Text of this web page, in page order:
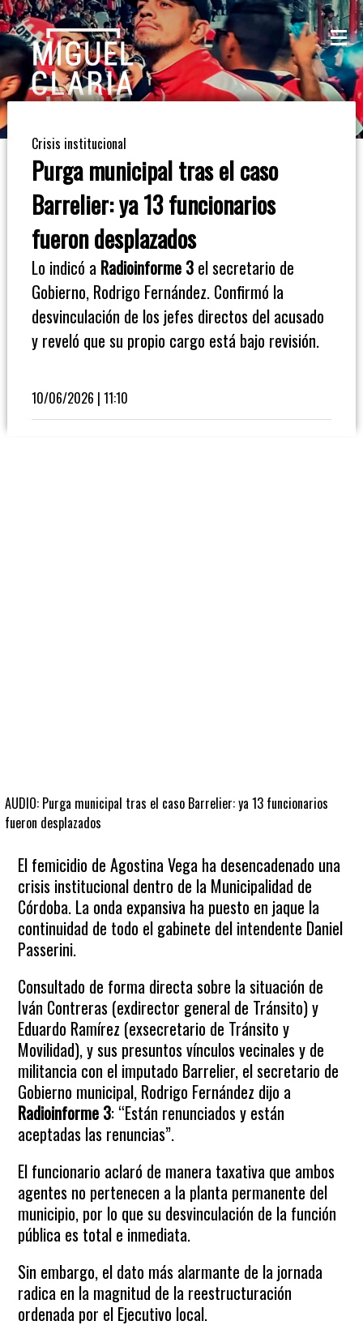
La
Mesa
De
Café
Columna
Opinión
Radioinforme
Crisis institucional
Purga municipal tras el caso
Barrelier: ya 13 funcionarios
fueron desplazados
Lo indicó a Radioinforme 3 el secretario de
Gobierno, Rodrigo Fernández. Confirmó la
desvinculación de los jefes directos del acusado
y reveló que su propio cargo está bajo revisión.
10/06/2026 | 11:10
AUDIO: Purga municipal tras el caso Barrelier: ya 13 funcionarios
fueron desplazados
El femicidio de Agostina Vega ha desencadenado una
crisis institucional dentro de la Municipalidad de
Córdoba. La onda expansiva ha puesto en jaque la
continuidad de todo el gabinete del intendente Daniel
Passerini.
Consultado de forma directa sobre la situación de
Iván Contreras (exdirector general de Tránsito) y
Eduardo Ramírez (exsecretario de Tránsito y
Movilidad), y sus presuntos vínculos vecinales y de
militancia con el imputado Barrelier, el secretario de
Gobierno municipal, Rodrigo Fernández dijo a
Radioinforme 3: “Están renunciados y están
aceptadas las renuncias”.
El funcionario aclaró de manera taxativa que ambos
agentes no pertenecen a la planta permanente del
municipio, por lo que su desvinculación de la función
pública es total e inmediata.
Sin embargo, el dato más alarmante de la jornada
radica en la magnitud de la reestructuración
ordenada por el Ejecutivo local.